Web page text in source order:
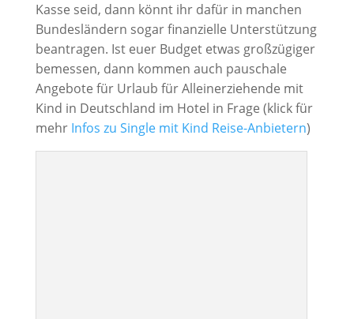
Kasse seid, dann könnt ihr dafür in manchen
Bundesländern sogar finanzielle Unterstützung
beantragen. Ist euer Budget etwas großzügiger
bemessen, dann kommen auch pauschale
Angebote für Urlaub für Alleinerziehende mit
Kind in Deutschland im Hotel in Frage (klick für
mehr Infos zu Single mit Kind Reise-Anbietern)